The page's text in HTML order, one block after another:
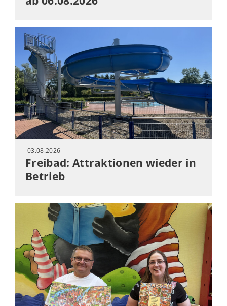
03.08.2026
Freibad: Attraktionen wieder in
Betrieb